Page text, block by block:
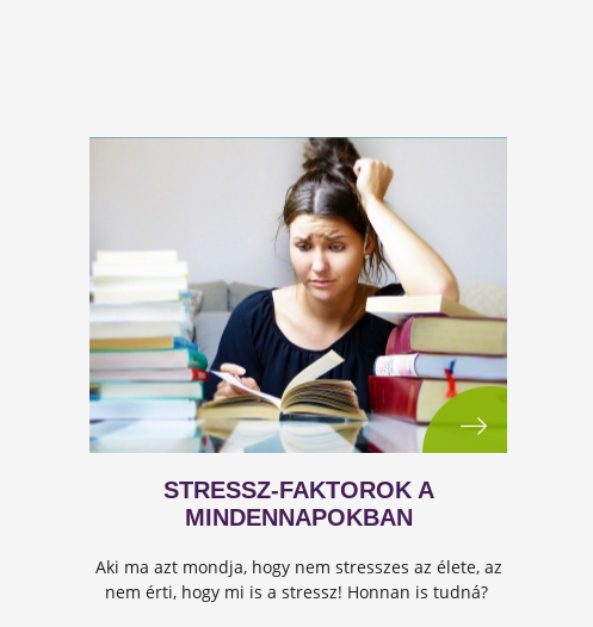
STRESSZ-FAKTOROK A
MINDENNAPOKBAN
Aki ma azt mondja, hogy nem stresszes az élete, az
nem érti, hogy mi is a stressz! Honnan is tudná?